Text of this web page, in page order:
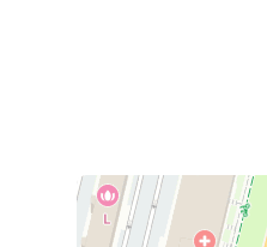
Фитолайн
Магазин цветов в Чебоксарах
Магазин подарков и сувениров